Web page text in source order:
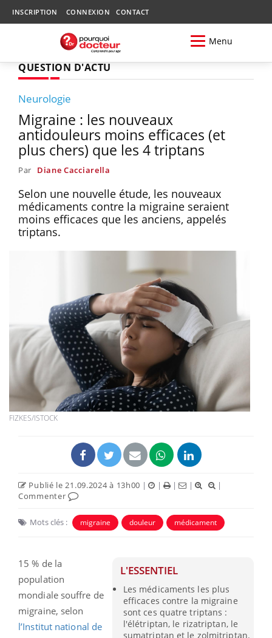
INSCRIPTION CONNEXION CONTACT
Menu
QUESTION D'ACTU
Neurologie
Migraine : les nouveaux
antidouleurs moins efficaces (et
plus chers) que les 4 triptans
Par Diane Cacciarella
Selon une nouvelle étude, les nouveaux
médicaments contre la migraine seraient
moins efficaces que les anciens, appelés
triptans.
FIZKES/ISTOCK
Publié le 21.09.2024 à 13h00 | | | |
|
Commenter
Mots clés : migraine douleur médicament
L'ESSENTIEL
Les médicaments les plus
efficaces contre la migraine
sont ces quatre triptans :
l'élétriptan, le rizatriptan, le
sumatriptan et le zolmitriptan.
15 % de la
population
mondiale souffre de
migraine, selon
l’Institut national de